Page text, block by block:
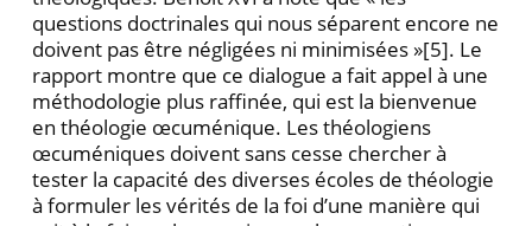
questions doctrinales qui nous séparent encore ne
doivent pas être négligées ni minimisées »[5]. Le
rapport montre que ce dialogue a fait appel à une
méthodologie plus raffinée, qui est la bien­venue
en théologie œcuménique. Les théologiens
œcuméniques doivent sans cesse chercher à
tester la capacité des diverses écoles de théologie
à formuler les vérités de la foi d’une manière qui